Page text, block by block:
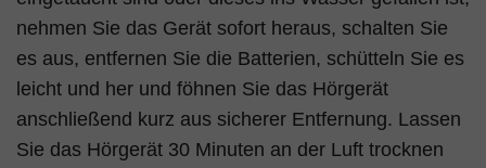
nehmen Sie das Gerät sofort heraus, schalten Sie
es aus, entfernen Sie die Batterien, schütteln Sie es
leicht und her und föhnen Sie das Hörgerät
anschließend kurz aus sicherer Entfernung. Lassen
Sie das Hörgerät 30 Minuten an der Luft trocknen